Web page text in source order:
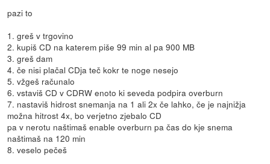
pazi to
1. greš v trgovino
2. kupiš CD na katerem piše 99 min al pa 900 MB
3. greš dam
4. če nisi plačal CDja teč kokr te noge nesejo
5. vžgeš računalo
6. vstaviš CD v CDRW enoto ki seveda podpira overburn
7. nastaviš hidrost snemanja na 1 ali 2x če lahko, če je najnižja
možna hitrost 4x, bo verjetno zjebalo CD
pa v nerotu naštimaš enable overburn pa čas do kje snema
naštimaš na 120 min
8. veselo pečeš